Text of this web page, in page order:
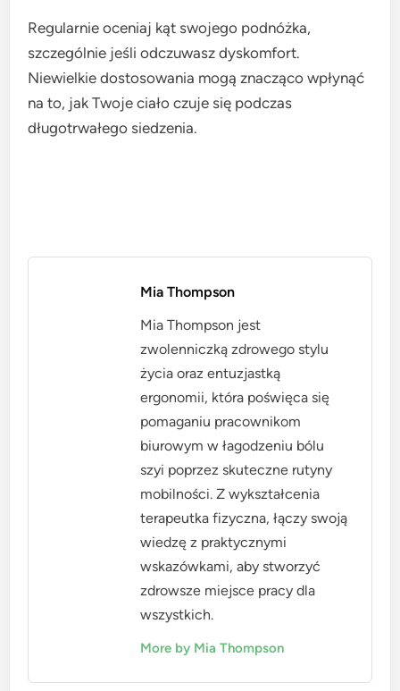
Regularnie oceniaj kąt swojego podnóżka,
szczególnie jeśli odczuwasz dyskomfort.
Niewielkie dostosowania mogą znacząco wpłynąć
na to, jak Twoje ciało czuje się podczas
długotrwałego siedzenia.
Mia Thompson
Mia Thompson jest
zwolenniczką zdrowego stylu
życia oraz entuzjastką
ergonomii, która poświęca się
pomaganiu pracownikom
biurowym w łagodzeniu bólu
szyi poprzez skuteczne rutyny
mobilności. Z wykształcenia
terapeutka fizyczna, łączy swoją
wiedzę z praktycznymi
wskazówkami, aby stworzyć
zdrowsze miejsce pracy dla
wszystkich.
More by Mia Thompson